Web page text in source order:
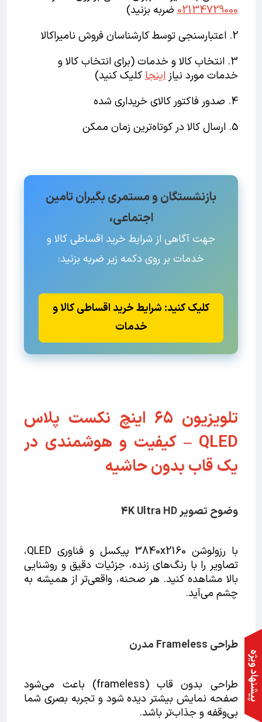
02134729000ضربه بزنید)
3. انتخاب کالا و خدمات (برای انتخاب کالا و
خدمات مورد نیازاینجاکلیک کنید)
4. صدور فاکتور کالای خریداری شده
5. ارسال کالا در کوتاه‌ترین زمان ممکن
بازنشستگان و مستمری بگیران تامین
اجتماعی،
جهت آگاهی از شرایط خرید اقساطی کالا و
خدمات بر روی دکمه زیر ضربه بزنید:
کلیک کنید: شرایط خرید اقساطی کالا و
خدمات
تلویزیون 65 اینچ نکست پلاس
QLED – کیفیت و هوشمندی در
یک قاب بدون حاشیه
وضوح تصویر 4K Ultra HD
با رزولوشن 3840x2160 پیکسل و فناوری QLED،
تصاویر را با رنگ‌های زنده، جزئیات دقیق و روشنایی
بالا مشاهده کنید. هر صحنه، واقعی‌تر از همیشه به
چشم می‌آید.
طراحی Frameless مدرن
طراحی بدون قاب (frameless) باعث می‌شود
صفحه نمایش بیشتر دیده شود و تجربه بصری شما
بی‌وقفه و جذاب‌تر باشد.